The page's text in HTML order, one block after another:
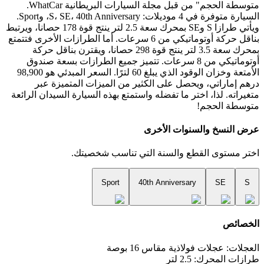
متوسطة الحجم" من قبل مجلة السيارات البريطانية WhatCar.
السيارة متوفرة في 4 موديلات: S، SE، 40th Anniversary، وSport.
ويأتي طرازا S وSE بمحرك سعة 2.5 لتر ينتج قوة 178 حصانا، ويرتبط
بناقل حركة أوتوماتيكي من 6 سرعات. أما الطرازات الأخرى فتتمتع
بمحرك سعة 3.5 لتر ينتج قوة 298 حصانا، ويقترن بناقل حركة
أوتوماتيكي من 8 سرعات. تتميز جميع الطرازات بسعة صندوق
الأمتعة وخزان الوقود الذي يبلغ 60 لترًا. السعر المبدئي هو 98,900
درهم إماراتي، ويحصل على الكثير من الميزات المتميزة عبر
متغيراته. لذا، اختر ما تفضله واستمتع بهذه السيارة السيدان الرائعة
متوسطة الحجم!
عرض النسخ والسنوات الأخرى
اختر مستوى القطع والسنة التي تناسب شخصيتك.
S
SE
40th Anniversary
Sport
الخصائص
العجلات: عجلات فولاذية مقاس 16 بوصة
طرازات المحرك: 2.5 لتر